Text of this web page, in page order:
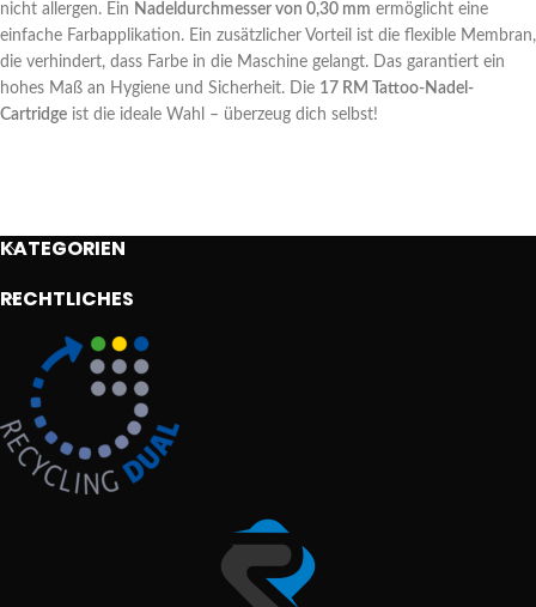
nicht allergen. Ein Nadeldurchmesser von 0,30 mm ermöglicht eine
einfache Farbapplikation. Ein zusätzlicher Vorteil ist die flexible Membran,
die verhindert, dass Farbe in die Maschine gelangt. Das garantiert ein
hohes Maß an Hygiene und Sicherheit. Die 17 RM Tattoo-Nadel-
Cartridge ist die ideale Wahl – überzeug dich selbst!
KATEGORIEN
RECHTLICHES